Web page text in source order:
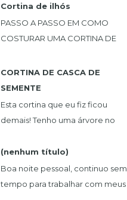
uma plantação de maneira que
não incomoda-se e nã...
Cortina de ilhós
PASSO A PASSO EM COMO
COSTURAR UMA CORTINA DE
...
CORTINA DE CASCA DE
SEMENTE
Esta cortina que eu fiz ficou
demais! Tenho uma árvore no
sementes no chão. Um dia
peguei uma, e achei muito
bonita,...
(nenhum título)
Boa noite pessoal, continuo sem
tempo para trabalhar com meus